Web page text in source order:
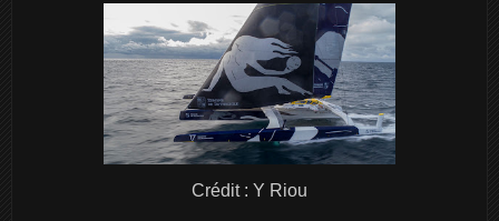
Crédit : Y Riou